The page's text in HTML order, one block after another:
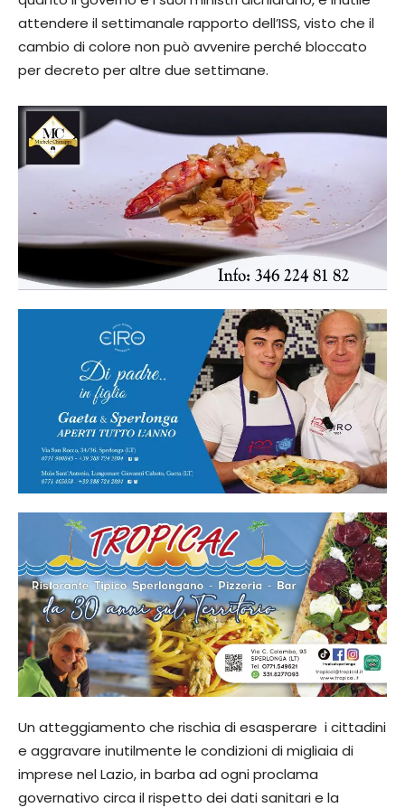
attendere il settimanale rapporto dell’ISS, visto che il
cambio di colore non può avvenire perché bloccato
per decreto per altre due settimane.
Un atteggiamento che rischia di esasperare i cittadini
e aggravare inutilmente le condizioni di migliaia di
imprese nel Lazio, in barba ad ogni proclama
governativo circa il rispetto dei dati sanitari e la